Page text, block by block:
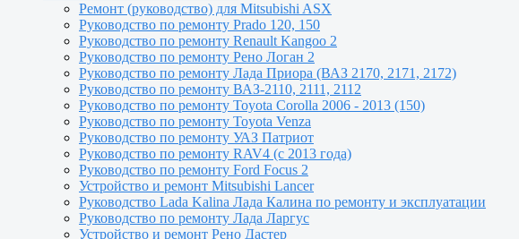
Ремонт (руководство) для Mitsubishi ASX
Руководство по ремонту Prado 120, 150
Руководство по ремонту Renault Kangoo 2
Руководство по ремонту Рено Логан 2
Руководство по ремонту Лада Приора (ВАЗ 2170, 2171, 2172)
Руководство по ремонту ВАЗ-2110, 2111, 2112
Руководство по ремонту Toyota Сorolla 2006 - 2013 (150)
Руководство по ремонту Toyota Venza
Руководство по ремонту УАЗ Патриот
Руководство по ремонту RAV4 (с 2013 года)
Руководство по ремонту Ford Focus 2
Устройство и ремонт Mitsubishi Lancer
Руководство Lada Kalina Лада Калина по ремонту и эксплуатации
Руководство по ремонту Лада Ларгус
Устройство и ремонт Рено Дастер